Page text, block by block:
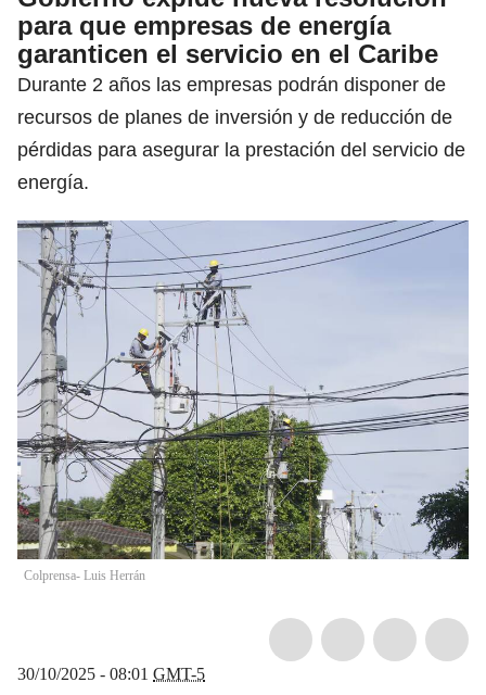
para que empresas de energía
garanticen el servicio en el Caribe
Durante 2 años las empresas podrán disponer de
recursos de planes de inversión y de reducción de
pérdidas para asegurar la prestación del servicio de
energía.
Colprensa- Luis Herrán
30/10/2025 - 08:01 GMT-5